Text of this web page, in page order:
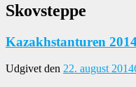
Skovsteppe
Kazakhstanturen
Udgivet den 22. august 2014